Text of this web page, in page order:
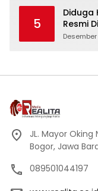
5
Diduga
Resmi
JL. Mayor
Bogor, Jawa
089501044197